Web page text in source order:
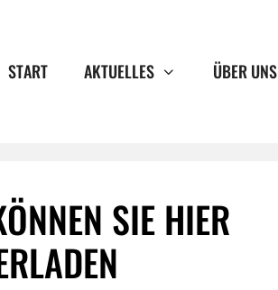
START AKTUELLES ÜBER UNS
SIE HIER